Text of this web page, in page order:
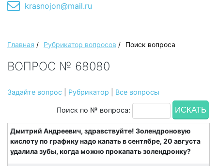
krasnojon@mail.ru
Главная / Рубрикатор вопросов / Поиск вопроса
ВОПРОС № 68080
Задайте вопрос Рубрикатор Все вопросы
Поиск по № вопроса:
Дмитрий Андреевич, здравствуйте! Золендроновую
кислоту по графику надо капать в сентябре, 20 августа
удалила зубы, когда можно прокапать золендронку?